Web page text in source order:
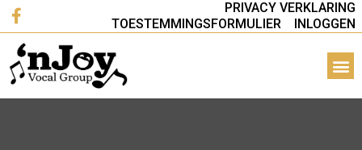
PRIVACY VERKLARING
TOESTEMMINGSFORMULIER
INLOGGEN